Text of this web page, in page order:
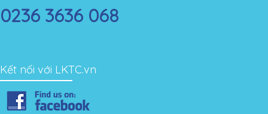
0236 3636 068
Kết nối với LKTC.vn